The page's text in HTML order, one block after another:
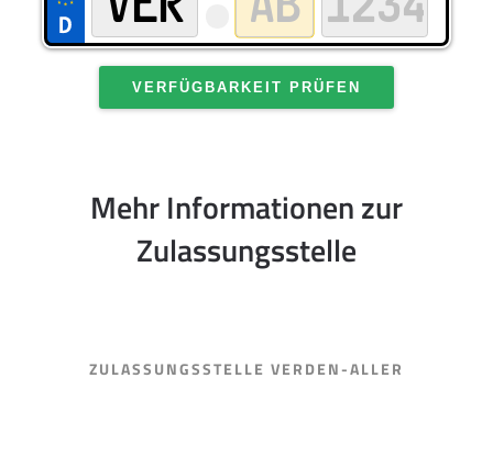
VERFÜGBARKEIT PRÜFEN
Mehr Informationen zur
Zulassungsstelle
ZULASSUNGSSTELLE VERDEN-ALLER